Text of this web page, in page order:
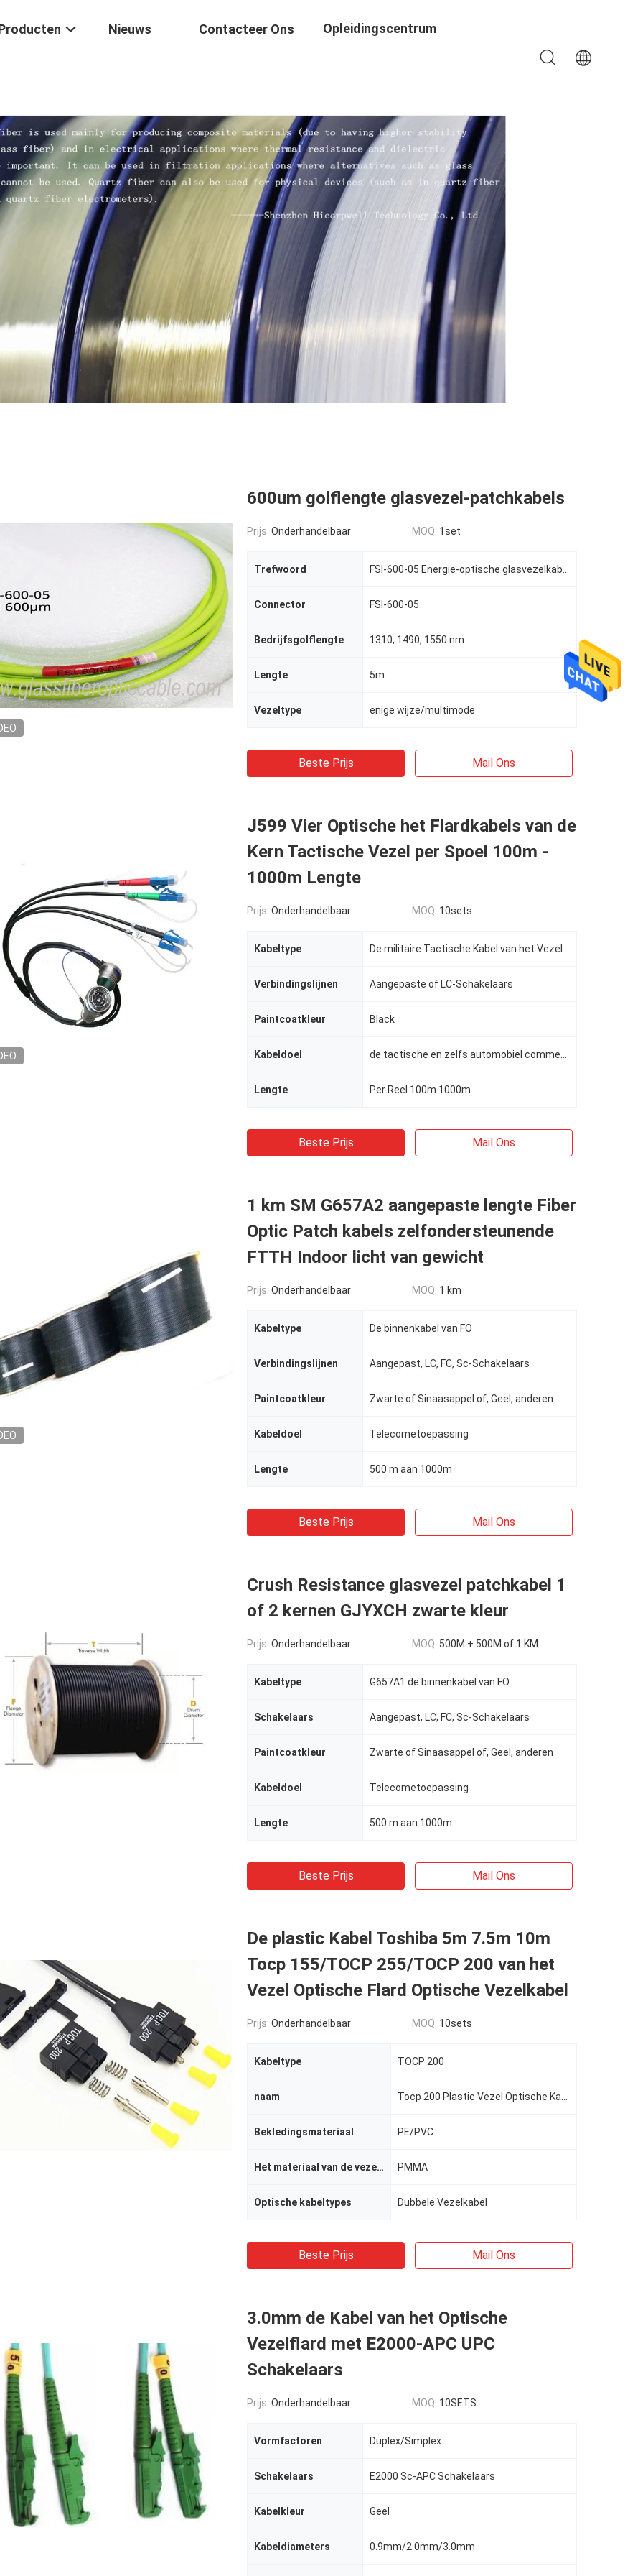
Nieuws Contacteer Ons Opleidingscentrum
600um golflengte glasvezel-patchkabels
Prijs: Onderhandelbaar MOQ: 1set
Trefwoord
Connector FSI-600-05
Bedrijfsgolflengte 1310, 1490, 1550 nm
Lengte 5m
Vezeltype enige wijze/multimode
Beste Prijs Mail Ons
J599 Vier Optische het Flardkabels van de
Kern Tactische Vezel per Spoel 100m -
1000m Lengte
Prijs: Onderhandelbaar MOQ: 10sets
Kabeltype
Verbindingslijnen Aangepaste of LC-Schakelaars
Paintcoatkleur Black
Kabeldoel
Lengte Per Reel.100m 1000m
Beste Prijs Mail Ons
1 km SM G657A2 aangepaste lengte Fiber
Optic Patch kabels zelfondersteunende
FTTH Indoor licht van gewicht
Prijs: Onderhandelbaar MOQ: 1 km
Kabeltype De binnenkabel van FO
Verbindingslijnen Aangepast, LC, FC, Sc-Schakelaars
Paintcoatkleur Zwarte of Sinaasappel of, Geel, anderen
Kabeldoel Telecometoepassing
Lengte 500 m aan 1000m
Beste Prijs Mail Ons
Crush Resistance glasvezel patchkabel 1
of 2 kernen GJYXCH zwarte kleur
Prijs: Onderhandelbaar MOQ: 500M + 500M of 1 KM
Kabeltype G657A1 de binnenkabel van FO
Schakelaars Aangepast, LC, FC, Sc-Schakelaars
Paintcoatkleur Zwarte of Sinaasappel of, Geel, anderen
Kabeldoel Telecometoepassing
Lengte 500 m aan 1000m
Beste Prijs Mail Ons
De plastic Kabel Toshiba 5m 7.5m 10m
Tocp 155/TOCP 255/TOCP 200 van het
Vezel Optische Flard Optische Vezelkabel
Prijs: Onderhandelbaar MOQ: 10sets
Kabeltype TOCP 200
naam
Bekledingsmateriaal PE/PVC
Het materiaal van de vezelkern PMMA
Optische kabeltypes Dubbele Vezelkabel
Beste Prijs Mail Ons
3.0mm de Kabel van het Optische
Vezelflard met E2000-APC UPC
Schakelaars
Prijs: Onderhandelbaar MOQ: 10SETS
Vormfactoren Duplex/Simplex
Schakelaars E2000 Sc-APC Schakelaars
Kabelkleur Geel
Kabeldiameters 0.9mm/2.0mm/3.0mm